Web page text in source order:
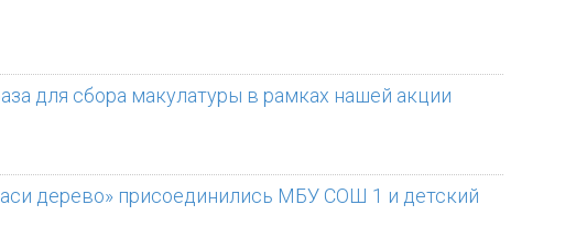
для сбора макулатуры в рамках нашей акции
дерево» присоединились МБУ СОШ 1 и детский